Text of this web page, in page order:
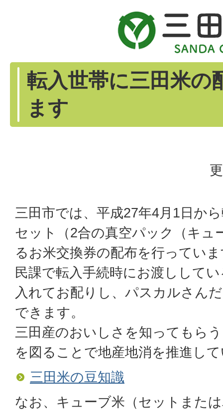
転入世帯に三田米の
ます
三田市では、平成27年4月1日か
セット（2合の真空パック（キュ
るお米交換券の配布を行ってい
民課で転入手続時にお渡しして
入れてお配りし、パスカルさん
できます。
三田産のおいしさを知ってもら
を図ることで地産地消を推進し
三田米の豆知識
なお、キューブ米（セットまた